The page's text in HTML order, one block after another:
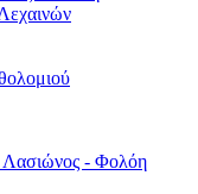
Λασιώνος - Φολόη